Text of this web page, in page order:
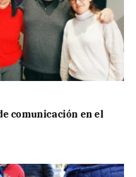
comunicación en el